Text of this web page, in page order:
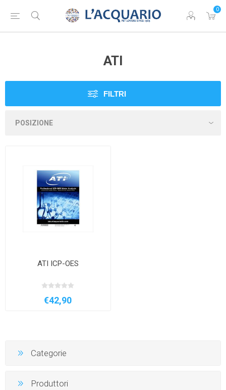
0
ATI
FILTRI
ATI ICP-OES
€42,90
Categorie
Produttori